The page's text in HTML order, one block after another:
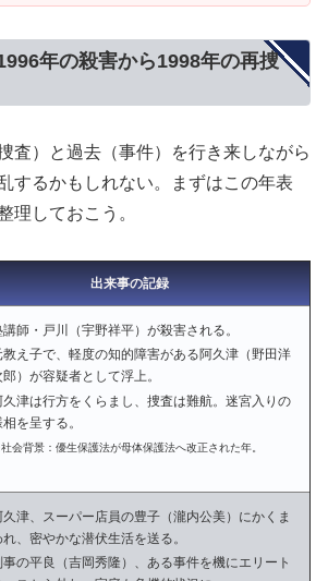
年の殺害から1998年の再捜
査）と過去（事件）を行き来しながら
するかもしれない。まずはこの年表
理しておこう。
出来事の記録
講師・戸川（宇野祥平）が殺害される。
教え子で、軽度の知的障害がある阿久津（野田洋
郎）が容疑者として浮上。
久津は行方をくらまし、捜査は難航。迷宮入りの
相を呈する。
会背景：優生保護法が母体保護法へ改正された年。
久津、スーパー店員の豊子（瀧内公美）にかくま
れ、密やかな潜伏生活を送る。
事の平良（吉岡秀隆）、ある事件を機にエリート